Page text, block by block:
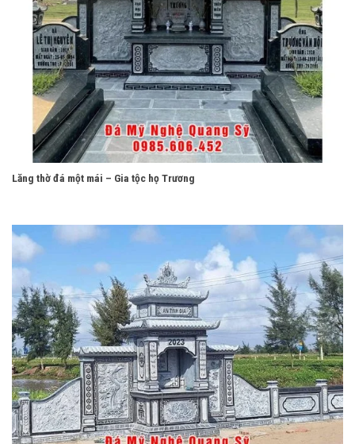
Lăng thờ đá một mái – Gia tộc họ Trương